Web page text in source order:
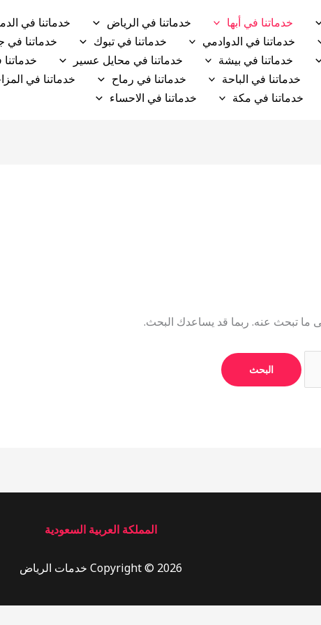
خدماتنا في أبها خدماتنا في الرياض خدماتنا في
خدماتنا في الدوادمي خدماتنا في تبوك خدماتنا في
خدماتنا في بيشة خدماتنا في محايل عسير
خدماتنا في الباحة خدماتنا في رماح خدماتنا في
خدماتنا في مكة خدماتنا في الاحساء
ما تبحث عنه. ربما قد يساعدك البحث.
المملكة العربية السعودية
Copyright © 2026 خدمات الرياض